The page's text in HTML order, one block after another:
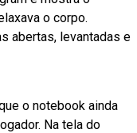
o corpo.
abertas, levantadas e
o notebook ainda
Na tela do